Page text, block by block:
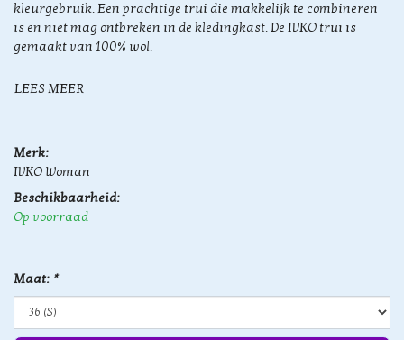
kleurgebruik. Een prachtige trui die makkelijk te combineren
is en niet mag ontbreken in de kledingkast. De IVKO trui is
gemaakt van 100% wol.
LEES MEER
Merk:
IVKO Woman
Beschikbaarheid:
Op voorraad
Maat: *